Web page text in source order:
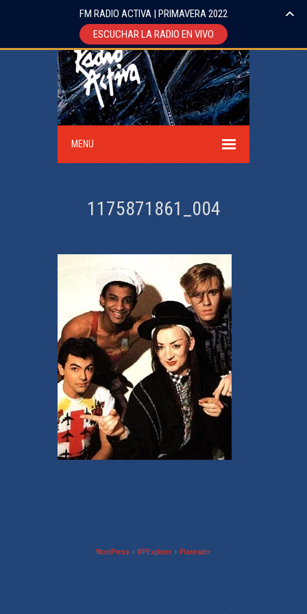
MENU
1175871861_004
WordPress + WPExplorer + Planeador
FM RADIO ACTIVA | PRIMAVERA 2022
ESCUCHAR LA RADIO EN VIVO